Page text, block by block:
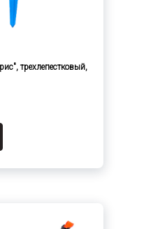
трехлепестковый,